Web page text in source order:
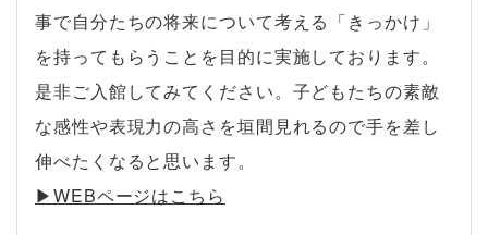
事で自分たちの将来について考える「きっかけ」
を持ってもらうことを目的に実施しております。
是非ご入館してみてください。子どもたちの素敵
な感性や表現力の高さを垣間見れるので手を差し
伸べたくなると思います。
▶︎WEBページはこちら